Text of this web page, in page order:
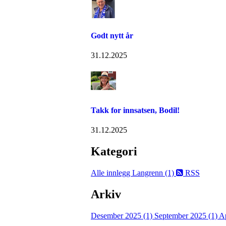
Godt nytt år
31.12.2025
Takk for innsatsen, Bodil!
31.12.2025
Kategori
Alle innlegg Langrenn (1) RSS
Arkiv
Desember 2025 (1) September 2025 (1)